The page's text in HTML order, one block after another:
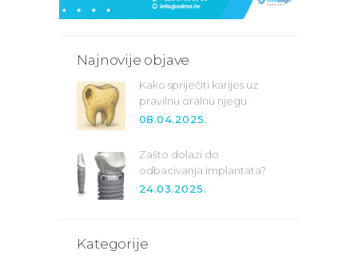
Najnovije objave
Kako spriječiti karijes uz
pravilnu oralnu njegu
08.04.2025.
Zašto dolazi do
odbacivanja implantata?
24.03.2025.
Kategorije